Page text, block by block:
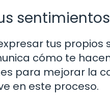
sentimientos
tus
cómo te
para mejorar la
en este proceso.